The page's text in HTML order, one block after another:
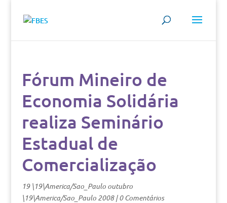
Fórum Mineiro de
Economia Solidária
realiza Seminário
Estadual de
Comercialização
19 \19\America/Sao_Paulo outubro
\19\America/Sao_Paulo 2008|0 Comentários